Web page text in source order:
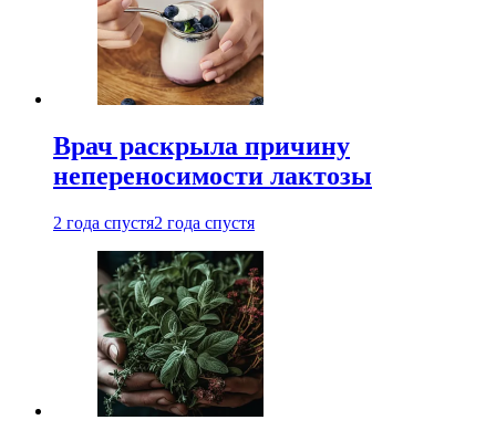
Врач раскрыла причину
непереносимости лактозы
2 года спустя2 года спустя